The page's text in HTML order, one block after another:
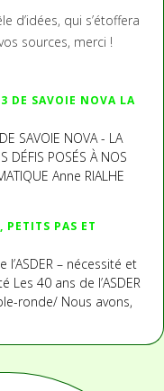
d’idées, qui s’étoffera
sources, merci !
DE SAVOIE NOVA LA
SAVOIE NOVA - LA
DÉFIS POSÉS À NOS
Anne RIALHE
PETITS PAS ET
– nécessité et
40 ans de l’ASDER
ronde/ Nous avons,